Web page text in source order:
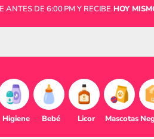
ANTES DE 6:00 PM Y RECIBE HOY
Higiene Bebé Licor Mascotas